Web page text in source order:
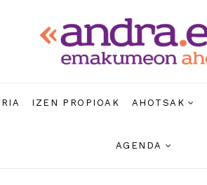
IZEN PROPIOAK AHOTSAK
AGENDA